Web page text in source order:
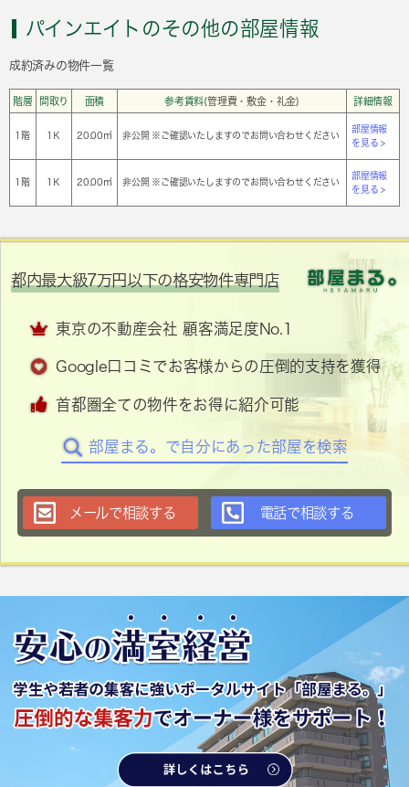
パインエイトのその他の部屋情報
成約済みの物件一覧
階層 間取り 面積 参考賃料(管理費・敷金・礼金) 詳細情報
1階 1Ｋ 20.00㎡ 非公開 ※ご確認いたしますのでお問い合わせください
部屋情報
を見る >
1階 1Ｋ 20.00㎡ 非公開 ※ご確認いたしますのでお問い合わせください
部屋情報
を見る >
都内最大級7万円以下の格安物件専門店
東京の不動産会社 顧客満足度No.1
Google口コミでお客様からの圧倒的支持を獲得
首都圏全ての物件をお得に紹介可能
部屋まる。で自分にあった部屋を検索
メールで相談する 電話で相談する